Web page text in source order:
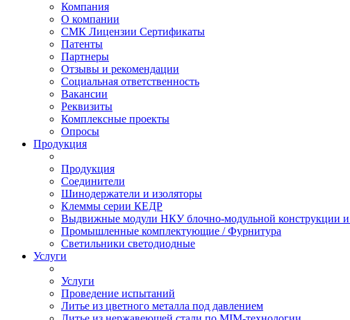
Компания
О компании
СМК Лицензии Сертификаты
Патенты
Партнеры
Отзывы и рекомендации
Социальная ответственность
Вакансии
Реквизиты
Комплексные проекты
Опросы
Продукция
Продукция
Соединители
Шинодержатели и изоляторы
Клеммы серии КЕДР
Выдвижные модули НКУ блочно-модульной конструкции
Промышленные комплектующие / Фурнитура
Светильники светодиодные
Услуги
Услуги
Проведение испытаний
Литье из цветного металла под давлением